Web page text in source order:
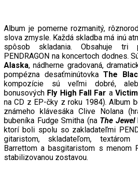
Album je pomerne rozmanitý,
slova zmysle. Každá skladba má inú
spôsob skladania. Obsahuje tri
PENDRAGON na koncertoch dodnes.
Alaska, nádherne gradovaná,
pompézna desaťminútovkaThe
kompozície sú veľmi dobré,
bonusových Fly High Fall Far a
na CD z EP-čky z roku 1984). Album
známeho klávesáka Clive Nolana
bubeníka Fudge Smitha (na The Jewel
ktorí boli spolu so zakladateľmi
gitaristom, skladateľom,
Barrettom a basgitaristom s menom
stabilizovanou zostavou.